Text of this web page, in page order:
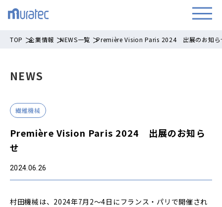
TOP 企業情報 NEWS一覧 Première Vision Paris 2024 出展のお知ら
NEWS
繊維機械
Première Vision Paris 2024 出展のお知ら
せ
2024.06.26
村田機械は、2024年7月2～4日にフランス・パリで開催され